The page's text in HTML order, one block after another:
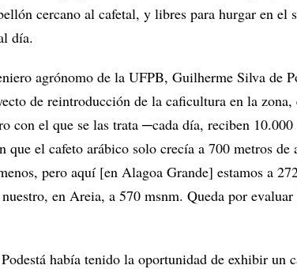
cercano al cafetal, y libres para hurgar en el
día.
agrónomo de la UFPB, Guilherme Silva de
de reintroducción de la caficultura en la zona,
con el que se las trata ─cada día, reciben
que el cafeto arábico solo crecía a 700 metros de
pero aquí [en Alagoa Grande] estamos a
en Areia, a 570 msnm. Queda por evaluar
había tenido la oportunidad de exhibir un